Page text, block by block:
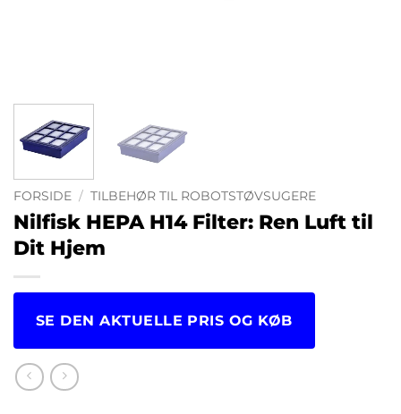
FORSIDE / TILBEHØR TIL ROBOTSTØVSUGERE
Nilfisk HEPA H14 Filter: Ren Luft til
Dit Hjem
SE DEN AKTUELLE PRIS OG KØB